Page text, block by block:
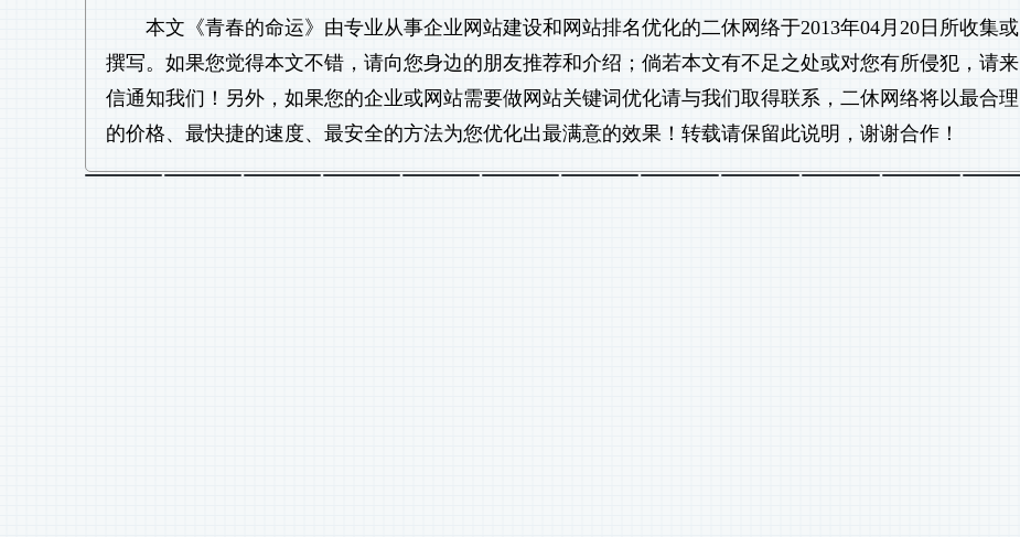
本文《青春的命运》由专业从事企业网站建设和 网站排名优化的二休网络于2013年04月20日所收集或
撰写。如果您觉得本文不错，请向您身边的朋友推荐和介绍；倘若本文有不足之处或对您有所侵犯，请来
信通知我们！另外，如果您的企业或网站需要做 网站关键词优化请与我们取得联系，二休网络将以最合理
的价格、最快捷的速度、最安全的方法为您优化出最满意的效果！转载请保留此说明，谢谢合作！